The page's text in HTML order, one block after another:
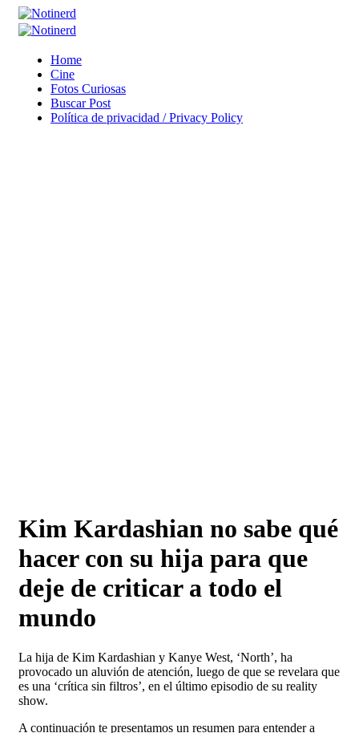
Home
Cine
Fotos Curiosas
Buscar Post
Política de privacidad / Privacy Policy
Kim Kardashian no sabe qué
hacer con su hija para que
deje de criticar a todo el
mundo
La hija de Kim Kardashian y Kanye West, ‘North’, ha
provocado un aluvión de atención, luego de que se revelara que
es una ‘crítica sin filtros’, en el último episodio de su reality
show.
A continuación te presentamos un resumen para entender a